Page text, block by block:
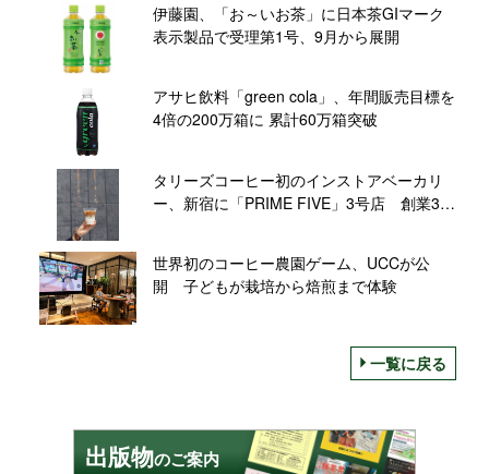
伊藤園、「お～いお茶」に日本茶GIマーク
表示製品で受理第1号、9月から展開
アサヒ飲料「green cola」、年間販売目標を
4倍の200万箱に 累計60万箱突破
タリーズコーヒー初のインストアベーカリ
ー、新宿に「PRIME FIVE」3号店 創業30
世界初のコーヒー農園ゲーム、UCCが公
開 子どもが栽培から焙煎まで体験
一覧に戻る
出版物のご案内